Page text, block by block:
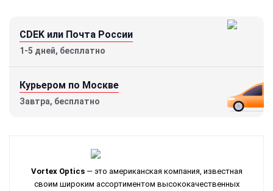
CDEK или Почта России
1-5 дней, бесплатно
Курьером по Москве
Завтра, бесплатно
Vortex Optics— это американская компания, известная
своим широким ассортиментом высококачественных